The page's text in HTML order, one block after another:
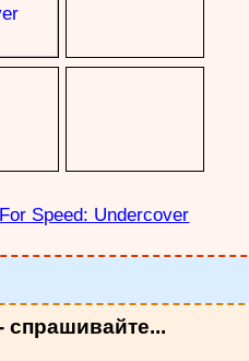
Speed: Undercover
спрашивайте...